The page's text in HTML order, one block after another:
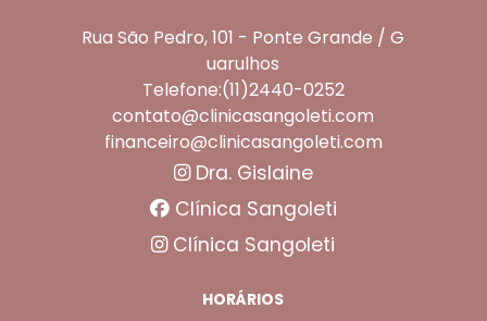
Rua São Pedro, 101 - Ponte Grande / G
uarulhos
Telefone:(11)2440-0252
contato@clinicasangoleti.com
financeiro@clinicasangoleti.com
Dra. Gislaine
Clínica Sangoleti
Clínica Sangoleti
HORÁRIOS